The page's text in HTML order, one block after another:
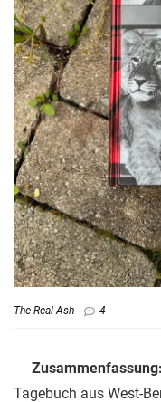
The Real Ash 4
Zusammenfassung:
Tagebuch aus West-